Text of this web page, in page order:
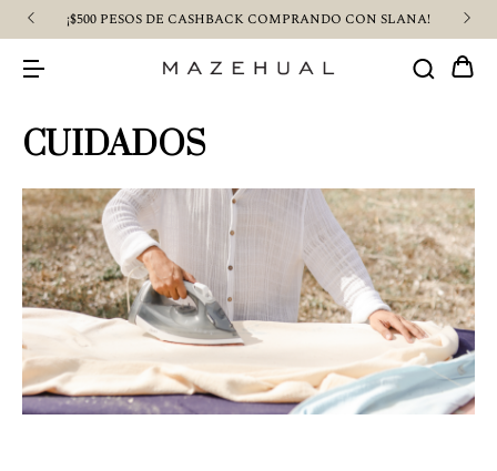
¡$500 PESOS DE CASHBACK COMPRANDO CON SLANA!
CUIDADOS